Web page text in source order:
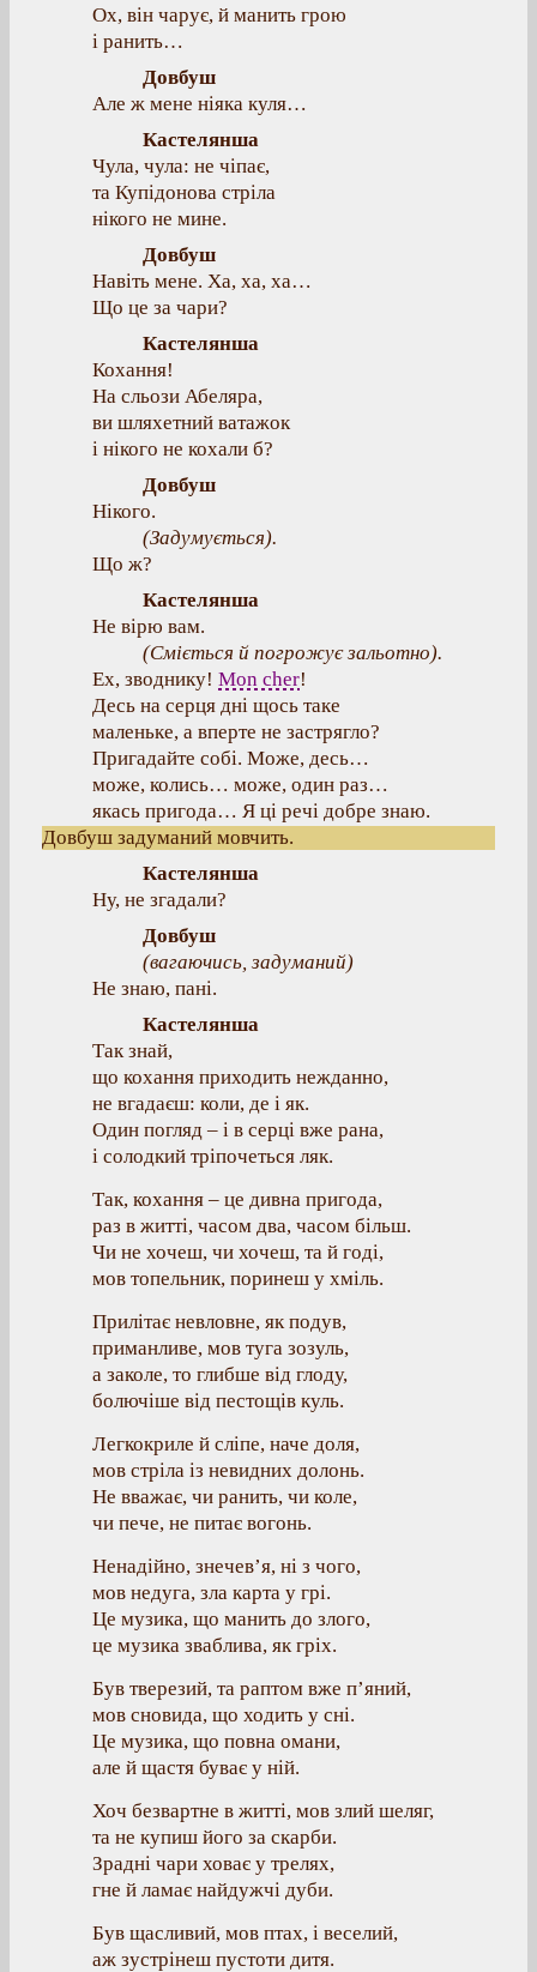
Ох, він чарує, й манить грою
і ранить…
Довбуш
Але ж мене ніяка куля…
Кастелянша
Чула, чула: не чіпає,
та Купідонова стріла
нікого не мине.
Довбуш
Навіть мене. Ха, ха, ха…
Що це за чари?
Кастелянша
Кохання!
На сльози Абеляра,
ви шляхетний ватажок
і нікого не кохали б?
Довбуш
Нікого.
(Задумується).
Що ж?
Кастелянша
Не вірю вам.
(Сміється й погрожує зальотно).
Ex, зводнику! Mon cher!
Десь на серця дні щось таке
маленьке, а вперте не застрягло?
Пригадайте собі. Може, десь…
може, колись… може, один раз…
якась пригода… Я ці речі добре знаю.
Довбуш задуманий мовчить.
Кастелянша
Ну, не згадали?
Довбуш
(вагаючись, задуманий)
Не знаю, пані.
Кастелянша
Так знай,
що кохання приходить нежданно,
не вгадаєш: коли, де і як.
Один погляд – і в серці вже рана,
і солодкий тріпочеться ляк.
Так, кохання – це дивна пригода,
раз в житті, часом два, часом більш.
Чи не хочеш, чи хочеш, та й годі,
мов топельник, поринеш у хміль.
Прилітає невловне, як подув,
приманливе, мов туга зозуль,
а заколе, то глибше від глоду,
болючіше від пестощів куль.
Легкокриле й сліпе, наче доля,
мов стріла із невидних долонь.
Не вважає, чи ранить, чи коле,
чи пече, не питає вогонь.
Ненадійно, знечев’я, ні з чого,
мов недуга, зла карта у грі.
Це музика, що манить до злого,
це музика зваблива, як гріх.
Був тверезий, та раптом вже п’яний,
мов сновида, що ходить у сні.
Це музика, що повна омани,
але й щастя буває у ній.
Хоч безвартне в житті, мов злий шеляг,
та не купиш його за скарби.
Зрадні чари ховає у трелях,
гне й ламає найдужчі дуби.
Був щасливий, мов птах, і веселий,
аж зустрінеш пустоти дитя.